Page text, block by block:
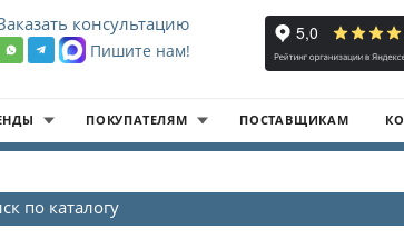
консультацию
Пишите нам!
ПОКУПАТЕЛЯМ ПОСТАВЩИКАМ
по каталогу